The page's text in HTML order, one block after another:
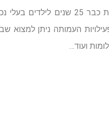
עמותה "קו לחיים" מסייעת
העמותה ניתן למצוא
ועוד…